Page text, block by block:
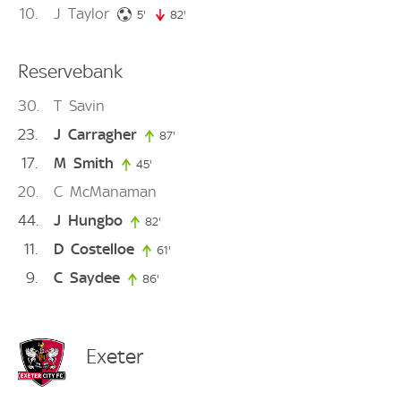
10 J Taylor 5' 5. minute
82'
Reservebank
30 T Savin
23
J Carragher 87'
17 M Smith 45'
20 C McManaman
44
J Hungbo 82'
11 D Costelloe 61'
9 C Saydee 86'
Exeter